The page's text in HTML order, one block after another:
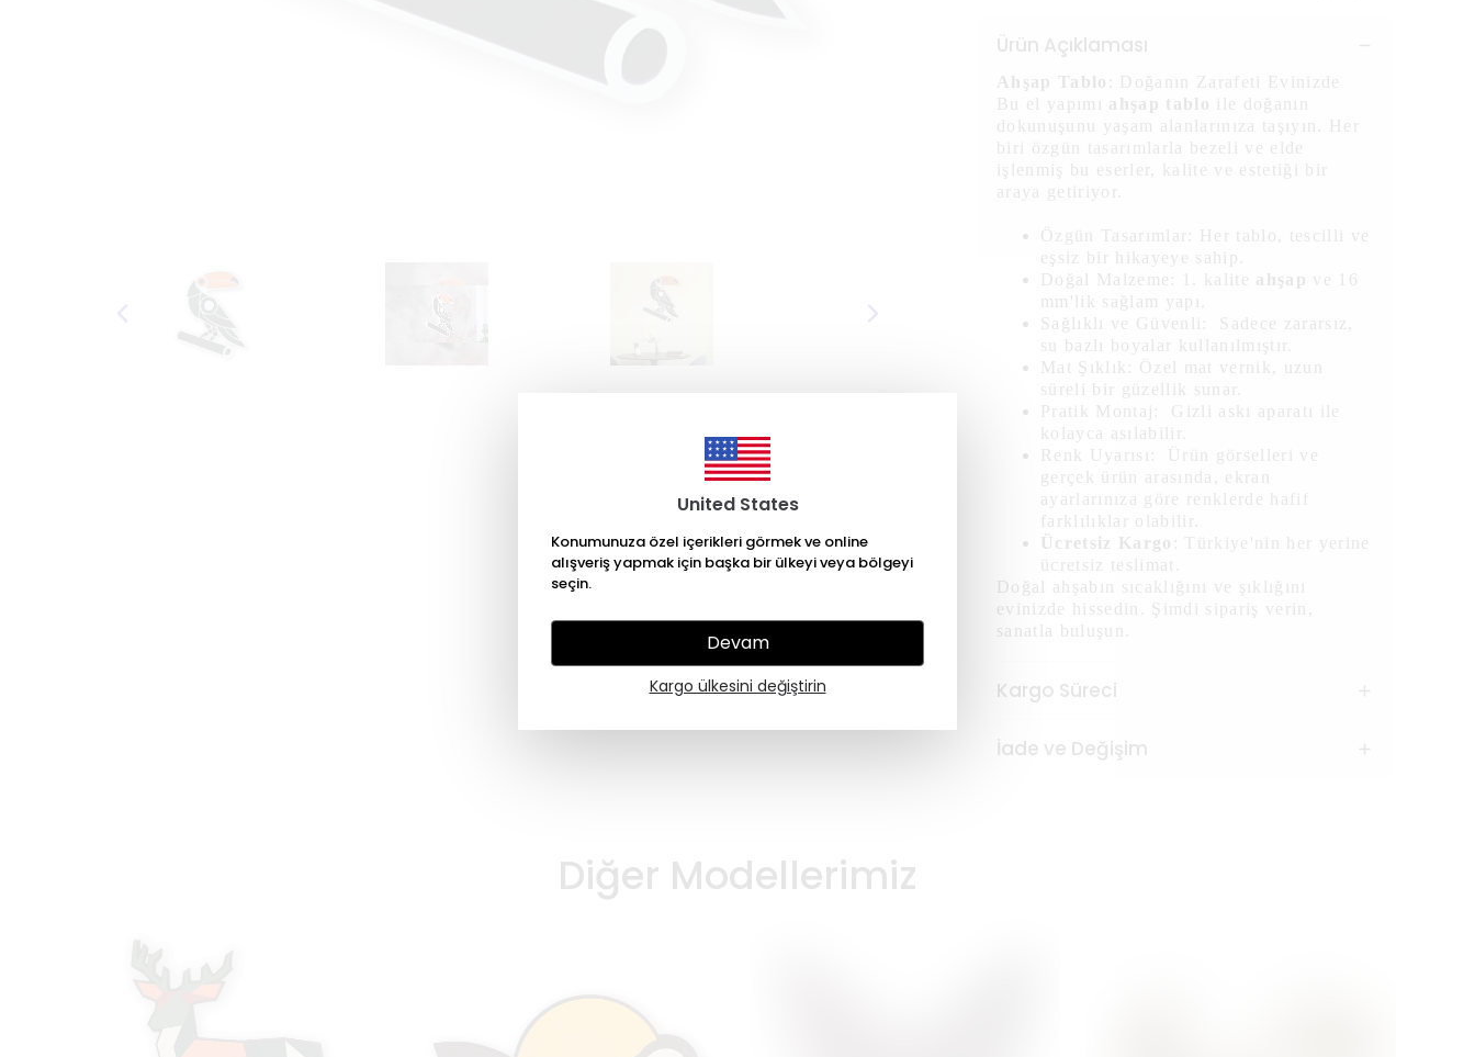
United States
Konumunuza özel içerikleri görmek ve online
alışveriş yapmak için başka bir ülkeyi veya bölgeyi
seçin.
Devam
Kargo ülkesini değiştirin
Ürün Açıklaması
Ahşap Tablo
: Doğanın Zarafeti Evinizde
Bu el yapımı ahşap tablo
ile doğanın
dokunuşunu yaşam alanlarınıza taşıyın. Her
biri özgün tasarımlarla bezeli ve elde
işlenmiş bu eserler, kalite ve estetiği bir
araya getiriyor.
Özgün Tasarımlar: Her tablo, tescilli ve
eşsiz bir hikayeye sahip.
Doğal Malzeme: 1. kalite ahşap ve 16
mm'lik sağlam yapı.
Sağlıklı ve Güvenli: Sadece zararsız,
su bazlı boyalar kullanılmıştır.
Mat Şıklık: Özel mat vernik, uzun
süreli bir güzellik sunar.
Pratik Montaj: Gizli askı aparatı ile
kolayca asılabilir.
Renk Uyarısı: Ürün görselleri ve
gerçek ürün arasında, ekran
ayarlarınıza göre renklerde hafif
farklılıklar olabilir.
Ücretsiz Kargo
: Türkiye'nin her yerine
ücretsiz teslimat.
Doğal ahşabın sıcaklığını ve şıklığını
evinizde hissedin. Şimdi sipariş verin,
sanatla buluşun.
Kargo Süreci
İade ve Değişim
Diğer Modellerimiz